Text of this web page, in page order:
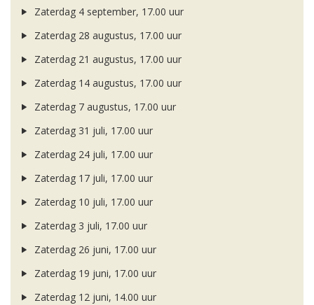
Zaterdag 4 september, 17.00 uur
Zaterdag 28 augustus, 17.00 uur
Zaterdag 21 augustus, 17.00 uur
Zaterdag 14 augustus, 17.00 uur
Zaterdag 7 augustus, 17.00 uur
Zaterdag 31 juli, 17.00 uur
Zaterdag 24 juli, 17.00 uur
Zaterdag 17 juli, 17.00 uur
Zaterdag 10 juli, 17.00 uur
Zaterdag 3 juli, 17.00 uur
Zaterdag 26 juni, 17.00 uur
Zaterdag 19 juni, 17.00 uur
Zaterdag 12 juni, 14.00 uur